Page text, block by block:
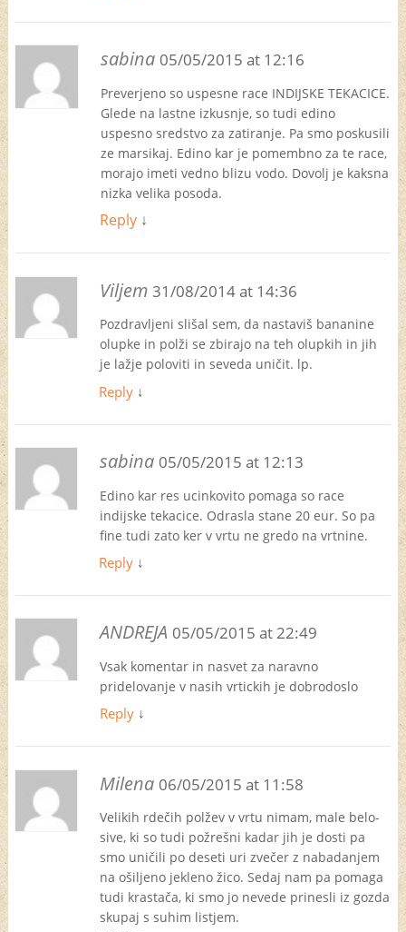
sabina 05/05/2015 at 12:16
Preverjeno so uspesne race INDIJSKE TEKACICE.
Glede na lastne izkusnje, so tudi edino
uspesno sredstvo za zatiranje. Pa smo poskusili
ze marsikaj. Edino kar je pomembno za te race,
morajo imeti vedno blizu vodo. Dovolj je kaksna
nizka velika posoda.
Reply ↓
Viljem31/08/2014 at 14:36
Pozdravljeni slišal sem, da nastaviš bananine
olupke in polži se zbirajo na teh olupkih in jih
je lažje poloviti in seveda uničit. lp.
Reply ↓
sabina 05/05/2015 at 12:13
Edino kar res ucinkovito pomaga so race
indijske tekacice. Odrasla stane 20 eur. So pa
fine tudi zato ker v vrtu ne gredo na vrtnine.
Reply ↓
ANDREJA 05/05/2015 at 22:49
Vsak komentar in nasvet za naravno
pridelovanje v nasih vrtickih je dobrodoslo
Reply ↓
Milena 06/05/2015 at 11:58
Velikih rdečih polžev v vrtu nimam, male belo-
sive, ki so tudi požrešni kadar jih je dosti pa
smo uničili po deseti uri zvečer z nabadanjem
na ošiljeno jekleno žico. Sedaj nam pa pomaga
tudi krastača, ki smo jo nevede prinesli iz gozda
skupaj s suhim listjem.